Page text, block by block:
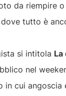
da riempire
tutto è
si intitola La
nel
in cui